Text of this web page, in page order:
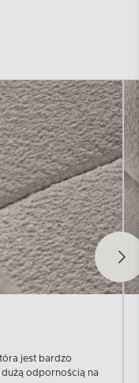
jest bardzo
odpornością na